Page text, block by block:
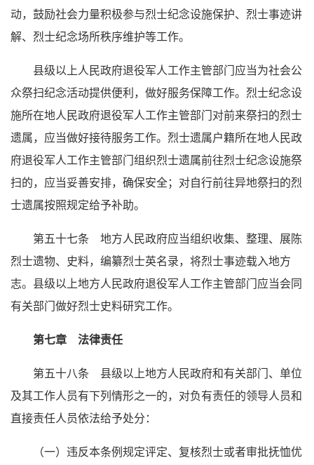
动，鼓励社会力量积极参与烈士纪念设施保护、烈士事迹讲
解、烈士纪念场所秩序维护等工作。
县级以上人民政府退役军人工作主管部门应当为社会公
众祭扫纪念活动提供便利，做好服务保障工作。烈士纪念设
施所在地人民政府退役军人工作主管部门对前来祭扫的烈士
遗属，应当做好接待服务工作。烈士遗属户籍所在地人民政
府退役军人工作主管部门组织烈士遗属前往烈士纪念设施祭
扫的，应当妥善安排，确保安全；对自行前往异地祭扫的烈
士遗属按照规定给予补助。
第五十七条 地方人民政府应当组织收集、整理、展陈
烈士遗物、史料，编纂烈士英名录，将烈士事迹载入地方
志。县级以上地方人民政府退役军人工作主管部门应当会同
有关部门做好烈士史料研究工作。
第七章 法律责任
第五十八条 县级以上地方人民政府和有关部门、单位
及其工作人员有下列情形之一的，对负有责任的领导人员和
直接责任人员依法给予处分：
（一）违反本条例规定评定、复核烈士或者审批抚恤优